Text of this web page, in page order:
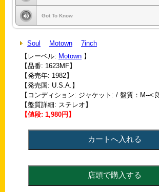
Got To Know
Soul Motown
7inch
【レーベル: Motown 】
【品番: 1623MF】
【発売年: 1982】
【発売国: U.S.A.】
【コンディション: ジャケット: / 盤質：M--<
【盤質詳細: ステレオ】
【値段: 1,980円】